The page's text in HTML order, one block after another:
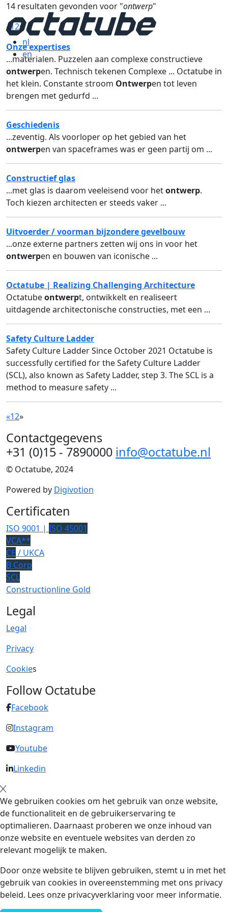
nl
en
14 resultaten gevonden voor "ontwerp"
« 12»
Onze expertises
...materialen. Puzzelen aan complexe constructieve
ontwerpen. Technisch tekenen Complexe ... Octatube in
het klein. Constante stroom Ontwerpen tot leven
brengen met gedurfd ...
Geschiedenis
...zeventig. Als voorloper op het gebied van het
ontwerpen van spaceframes was er geen partij om ...
Constructief glas
...met glas is daarom veeleisend voor hetontwerp.
Toch kiezen architecten er steeds vaker ...
Uitvoerder / voorman bijzondere gevelbouw
...onze externe partners zetten wij ons in voor het
ontwerpen en bouwen van iconische ...
Octatube | Realizing Challenging Architecture
Octatubeontwerpt, ontwikkelt en realiseert
uitdagende architectonische constructies, met een ...
Safety Culture Ladder
Safety Culture Ladder Since October 2021 Octatube is
successfully certified for the Safety Culture Ladder
(SCL), also known as Safety Ladder, step 3. The SCL is a
method to measure safety ...
«12»
Contactgegevens
+31 (0)15 - 7890000 info@octatube.nl
© Octatube, 2024
Powered by Digivotion
Certificaten
ISO 9001 | ISO 45001
VCA**
CE / UKCA
B Corp
SCL
Constructionline Gold
Legal
Legal
Privacy
Cookies
Follow Octatube
Facebook
Instagram
Youtube
Linkedin
We gebruiken cookies om het gebruik van onze website,
de functionaliteit en de gebruikerservaring te
optimalieren. Daarnaast proberen we onze inhoud van
onze website en eventuele websites van derden zo
relevant mogelijk te maken.
Door onze website te blijven gebruiken, stemt u in met het
gebruik van cookies in overeenstemming met ons privacy
beleid. Lees onze privacyverklaring voor meer informatie.